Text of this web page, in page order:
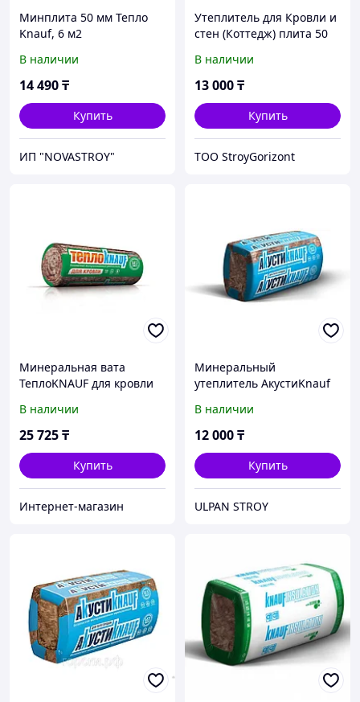
Минплита 50 мм Тепло
Knauf, 6 м2
В наличии
14 490₸
Купить
ИП "NOVASTROY"
Утеплитель для Кровли и
стен (Коттедж) плита 50
В наличии
13 000₸
Купить
TOO StroyGorizont
Минеральная вата
ТеплоKNAUF для кровли
150*1220*5500мм
В наличии
25 725₸
Купить
Интернет-магазин
Минеральный
утеплитель АкустиKnauf
В наличии
12 000₸
Купить
ULPAN STROY